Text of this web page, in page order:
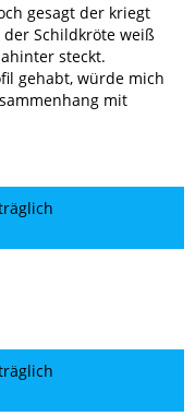
gesagt der kriegt
Schildkröte weiß
steckt.
gehabt, würde mich
mit